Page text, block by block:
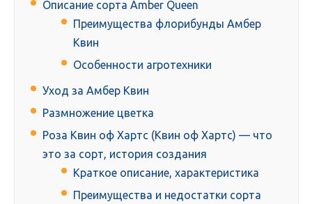
Описание сорта Amber Queen
Преимущества флорибунды Амбер
Квин
Особенности агротехники
Уход за Амбер Квин
Размножение цветка
Роза Квин оф Хартс (Квин оф Хартс) — что
это за сорт, история создания
Краткое описание, характеристика
Преимущества и недостатки сорта